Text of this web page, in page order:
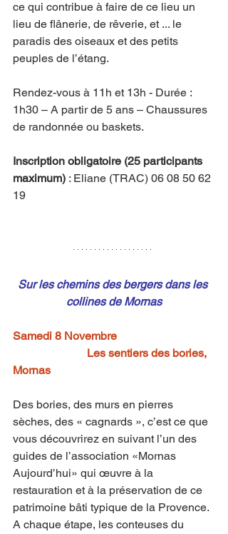
ce qui contribue à faire de ce lieu un
lieu de flânerie, de rêverie, et ... le
paradis des oiseaux et des petits
peuples de l’étang.
Rendez-vous à 11h et 13h - Durée :
1h30 – A partir de 5 ans – Chaussures
de randonnée ou baskets.
Inscription obligatoire (25 participants
maximum) : Eliane (TRAC) 06 08 50 62
19
Sur les chemins des bergers dans les
collines de Mornas
Samedi 8 Novembre
Les sentiers des bories,
Mornas
Des bories, des murs en pierres
sèches, des « cagnards », c’est ce que
vous découvrirez en suivant l’un des
guides de l’association «Mornas
Aujourd’hui» qui œuvre à la
restauration et à la préservation de ce
patrimoine bâti typique de la Provence.
A chaque étape, les conteuses du